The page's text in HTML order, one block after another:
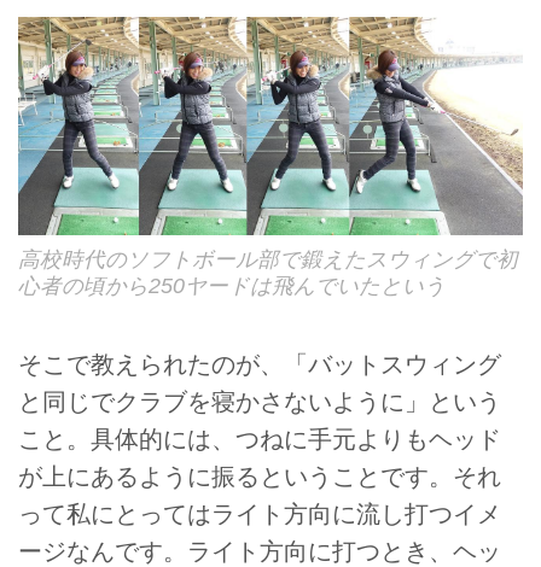
高校時代のソフトボール部で鍛えたスウィングで初
心者の頃から250ヤードは飛んでいたという
そこで教えられたのが、「バットスウィング
と同じでクラブを寝かさないように」という
こと。具体的には、つねに手元よりもヘッド
が上にあるように振るということです。それ
って私にとってはライト方向に流し打つイメ
ージなんです。ライト方向に打つとき、ヘッ